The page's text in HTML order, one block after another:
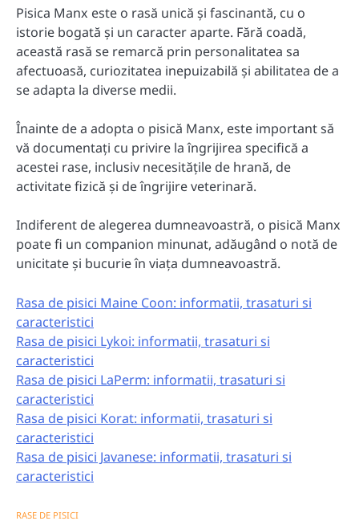
Pisica Manx este o rasă unică și fascinantă, cu o
istorie bogată și un caracter aparte. Fără coadă,
această rasă se remarcă prin personalitatea sa
afectuoasă, curiozitatea inepuizabilă și abilitatea de a
se adapta la diverse medii.
Înainte de a adopta o pisică Manx, este important să
vă documentați cu privire la îngrijirea specifică a
acestei rase, inclusiv necesitățile de hrană, de
activitate fizică și de îngrijire veterinară.
Indiferent de alegerea dumneavoastră, o pisică Manx
poate fi un companion minunat, adăugând o notă de
unicitate și bucurie în viața dumneavoastră.
Rasa de pisici Maine Coon: informatii, trasaturi si
caracteristici
Rasa de pisici Lykoi: informatii, trasaturi si
caracteristici
Rasa de pisici LaPerm: informatii, trasaturi si
caracteristici
Rasa de pisici Korat: informatii, trasaturi si
caracteristici
Rasa de pisici Javanese: informatii, trasaturi si
caracteristici
RASE DE PISICI